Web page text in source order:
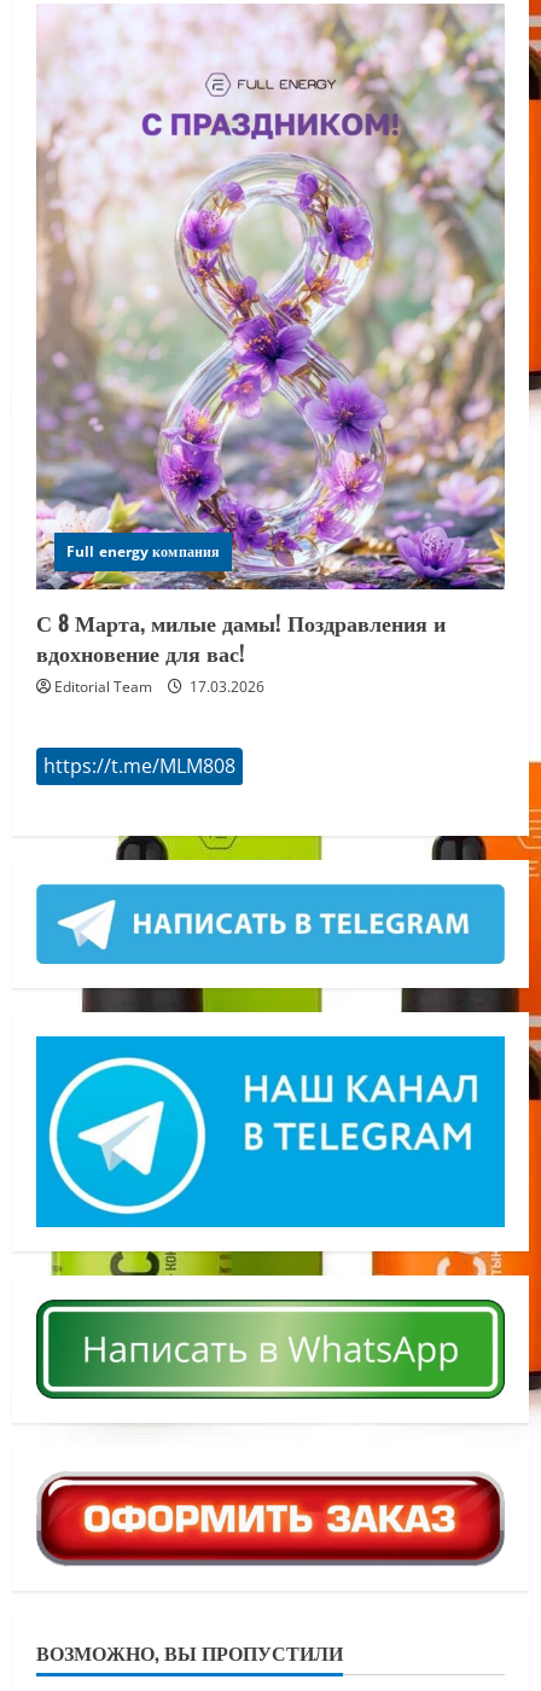
Full energy компания
С 8 Марта, милые дамы! Поздравления и
вдохновение для вас!
Editorial Team 17.03.2026
https://t.me/MLM808
ВОЗМОЖНО, ВЫ ПРОПУСТИЛИ